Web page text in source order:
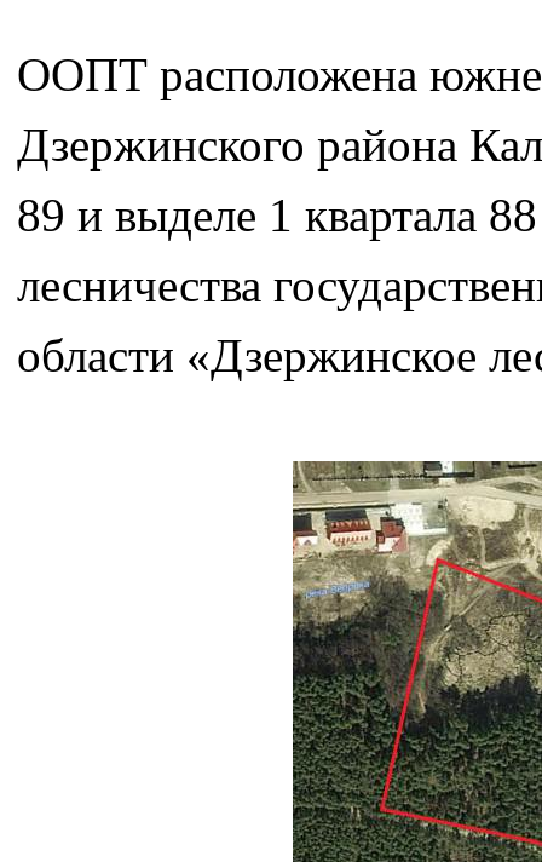
ООПТ расположена
Дзержинского района
89 и выделе 1 квартала
лесничества
области «Дзержинское